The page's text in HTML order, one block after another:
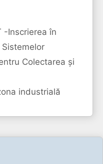
-​Inscrierea în
Colectarea și
industrială